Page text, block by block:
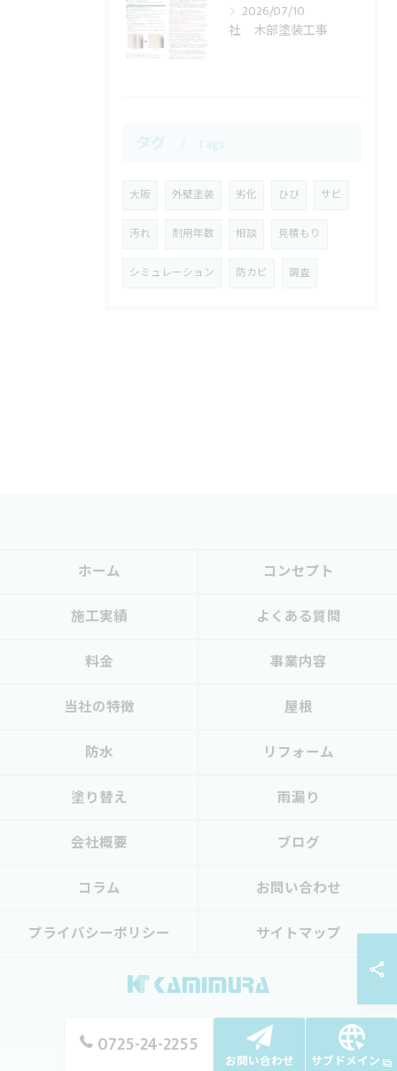
2026/07/10
社 木部塗装工事
タグ Tags
大阪 外壁塗装 劣化 ひび サビ
汚れ 耐用年数 相談 見積もり
シミュレーション 防カビ 調査
0725-24-2255
お問い合わせ サブドメイン
ホーム
コンセプト
施工実績
よくある質問
料金
事業内容
当社の特徴
屋根
防水
リフォーム
塗り替え
雨漏り
会社概要
ブログ
コラム
お問い合わせ
プライバシーポリシー
サイトマップ
© 2026 大阪の外壁塗装なら上村塗装店 ALL RIGHTS RESERVED.